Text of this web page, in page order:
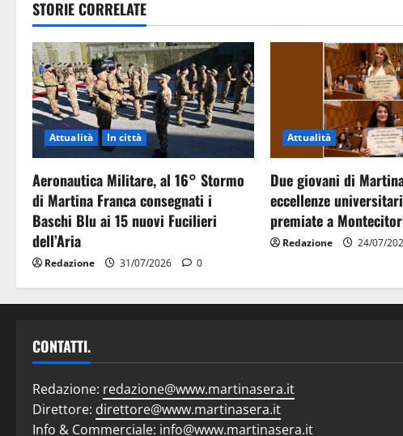
STORIE CORRELATE
Attualità In città
Aeronautica Militare, al 16° Stormo
di Martina Franca consegnati i
Baschi Blu ai 15 nuovi Fucilieri
dell’Aria
Redazione 31/07/2026 0
Attualità
Due giovani di
eccellenze
premiate a
Redazione 24/07/
CONTATTI.
Redazione: redazione@www.martinasera.it
Direttore: direttore@www.martinasera.it
Info & Commerciale: info@www.martinasera.it